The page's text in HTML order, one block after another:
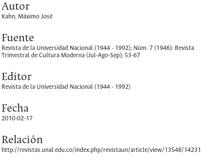
Autor
Kahn, Máximo José
Fuente
Revista de la Universidad Nacional (1944 - 1992); Núm. 7 (1946): Revista
Trimestral de Cultura Moderna (Jul-Ago-Sep); 53-67
Editor
Revista de la Universidad Nacional (1944 - 1992)
Fecha
2010-02-17
Relación
http://revistas.unal.edu.co/index.php/revistaun/article/view/13548/14231